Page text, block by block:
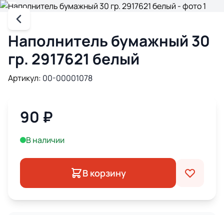
Наполнитель бумажный 30
гр. 2917621 белый
Артикул: 00-00001078
90 ₽
В наличии
В корзину